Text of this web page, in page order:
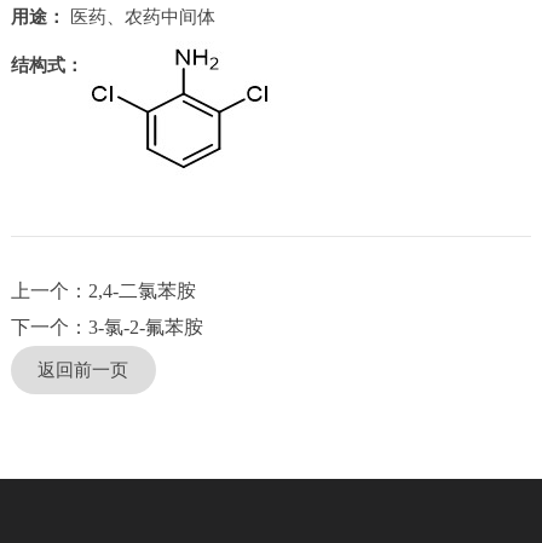
用途： 医药、农药中间体
结构式：
上一个：2,4-二氯苯胺
下一个：3-氯-2-氟苯胺
返回前一页